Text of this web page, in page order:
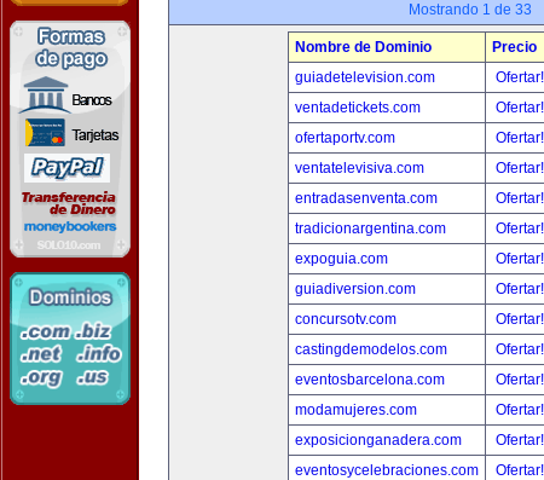
Mostrando 1 de 33
Nombre de Dominio Precio
guiadetelevision.com
Ofertar!
ventadetickets.com
Ofertar!
ofertaportv.com
Ofertar!
ventatelevisiva.com
Ofertar!
entradasenventa.com
Ofertar!
tradicionargentina.com
Ofertar!
expoguia.com
Ofertar!
guiadiversion.com
Ofertar!
concursotv.com
Ofertar!
castingdemodelos.com
Ofertar!
eventosbarcelona.com
Ofertar!
modamujeres.com
Ofertar!
exposicionganadera.com
Ofertar!
eventosycelebraciones.com
Ofertar!